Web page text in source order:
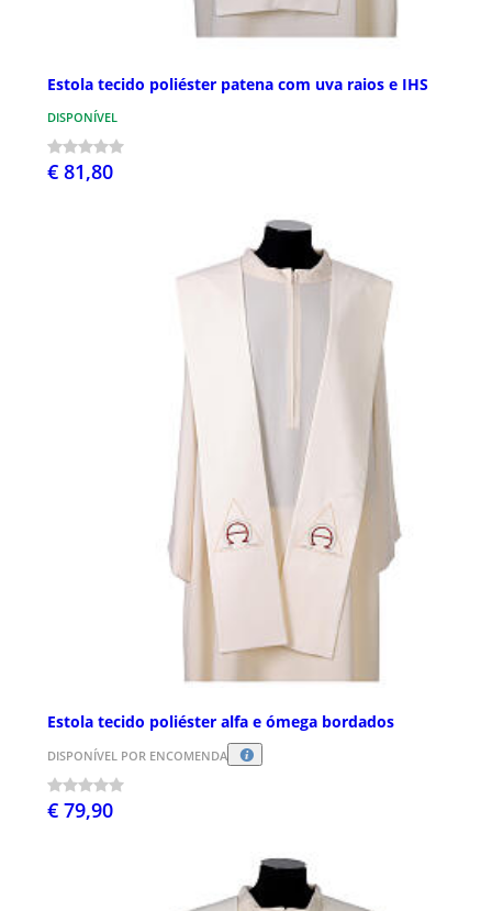
Estola tecido poliéster patena com uva raios e IHS
DISPONÍVEL
€ 81,80
Estola tecido poliéster alfa e ómega bordados
DISPONÍVEL POR ENCOMENDA
€ 79,90